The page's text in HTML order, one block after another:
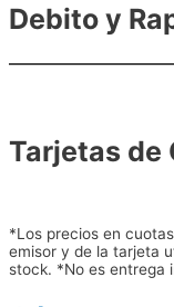
Debito y
Tarjetas de
*Los precios en
emisor y de la tarjeta
stock. *No es entrega